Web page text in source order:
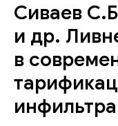
Сиваев
и др.
в